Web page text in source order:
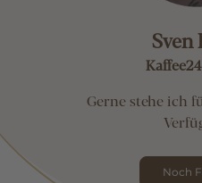
Sven
Gerne stehe ich
Noch